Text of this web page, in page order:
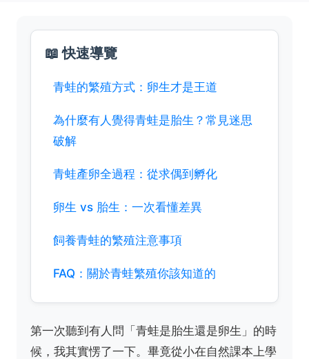
📖 快速導覽
青蛙的繁殖方式：卵生才是王道
為什麼有人覺得青蛙是胎生？常見迷思
破解
青蛙產卵全過程：從求偶到孵化
卵生 vs 胎生：一次看懂差異
飼養青蛙的繁殖注意事項
FAQ：關於青蛙繁殖你該知道的
第一次聽到有人問「青蛙是胎生還是卵生」的時
候，我其實愣了一下。畢竟從小在自然課本上學